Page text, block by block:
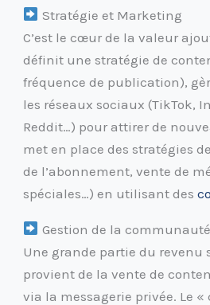
Stratégie et Marketing
C’est le cœur de la valeur
définit une stratégie de
fréquence de publication),
les réseaux sociaux (TikTok,
Reddit…) pour attirer de
met en place des stratégies
de l’abonnement, vente de
spéciales…) en utilisant des
Gestion de la
Une grande partie du revenu
provient de la vente de
via la messagerie privée. Le